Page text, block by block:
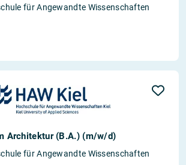
für Angewandte Wissenschaften
Architektur (B.A.) (m/w/d)
für Angewandte Wissenschaften